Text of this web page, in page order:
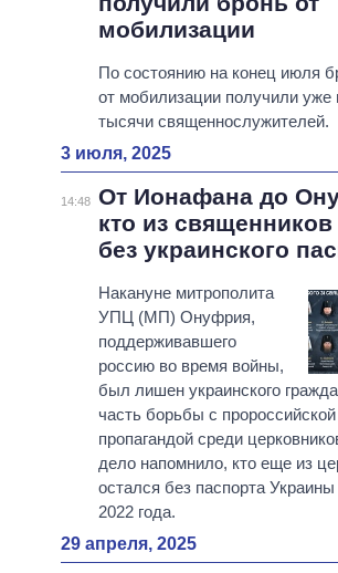
мобилизации
По состоянию на конец июля
от мобилизации получили уже
тысячи священнослужителей.
3 июля, 2025
14:48 От Ионафана до
кто из священников
без украинского
Накануне митрополита
УПЦ (МП) Онуфрия,
поддерживавшего
россию во время войны,
был лишен украинского
часть борьбы с пророссийской
пропагандой среди
дело напомнило, кто еще из
остался без паспорта
2022 года.
29 апреля, 2025